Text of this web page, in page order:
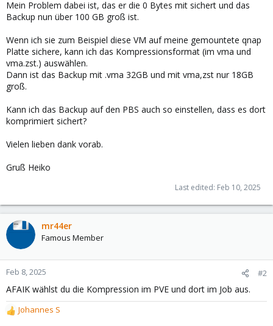
Mein Problem dabei ist, das er die 0 Bytes mit sichert und das
Backup nun über 100 GB groß ist.
Wenn ich sie zum Beispiel diese VM auf meine gemountete qnap
Platte sichere, kann ich das Kompressionsformat (im vma und
vma.zst.) auswählen.
Dann ist das Backup mit .vma 32GB und mit vma,zst nur 18GB
groß.
Kann ich das Backup auf den PBS auch so einstellen, dass es dort
komprimiert sichert?
Vielen lieben dank vorab.
Gruß Heiko
Last edited: Feb 10, 2025
mr44er
Famous Member
Feb 8, 2025 #2
AFAIK wählst du die Kompression im PVE und dort im Job aus.
R
Johannes S